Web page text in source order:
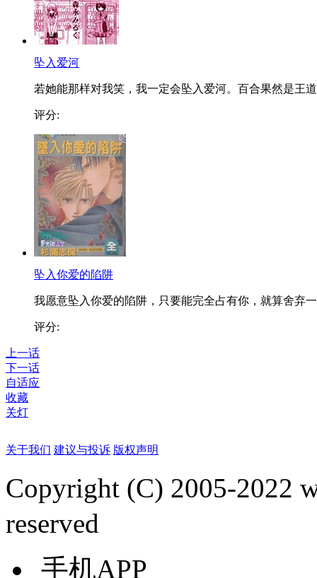
坠入爱河
若她能那样对我笑，我一定会坠入爱河。百合果然是王
评分:
坠入你爱的陷阱
我愿意坠入你爱的陷阱，只要能完全占有你，就算舍弃
评分:
上一话
下一话
自适应
收藏
关灯
关于我们 建议与投诉 版权声明
Copyright (C) 2005-2022
reserved
手机APP